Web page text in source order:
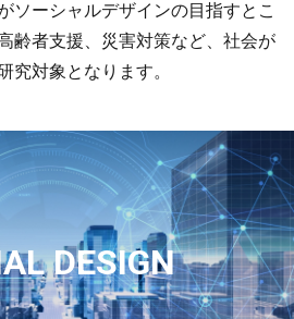
ソーシャルデザインの目指すとこ
齢者支援、災害対策など、社会が
究対象となります。
DESIGN